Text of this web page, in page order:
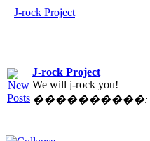
J-rock Project
J-rock Project
We will j-rock you!
����������: